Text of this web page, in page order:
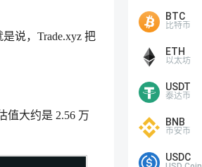
说，Trade.xyz 把
值大约是 2.56 万
BTC
比特币
ETH
以太坊
USDT
泰达币
BNB
币安币
USDC